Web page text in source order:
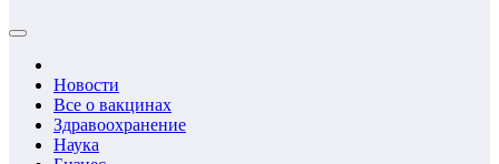
Новости
Все о вакцинах
Здравоохранение
Наука